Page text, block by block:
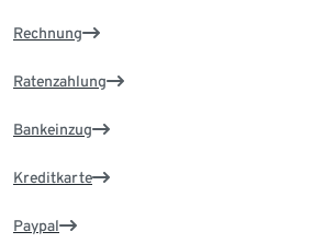
Rechnung
Ratenzahlung
Bankeinzug
Kreditkarte
Paypal